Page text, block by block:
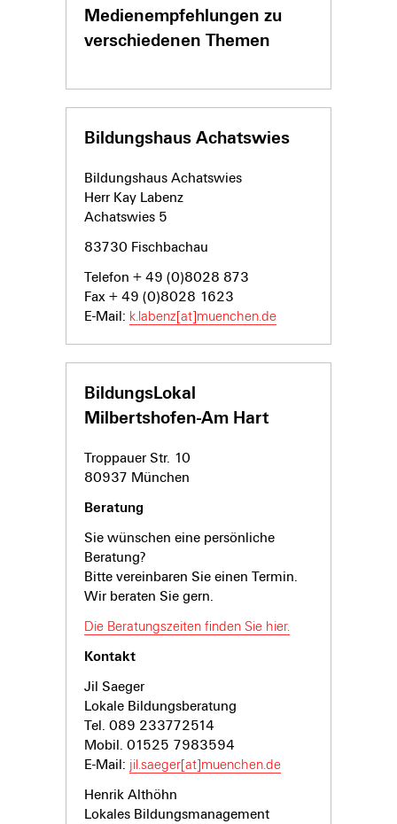
Medienempfehlungen zu
verschiedenen Themen
Bildungshaus Achatswies
Bildungshaus Achatswies
Herr Kay Labenz
Achatswies 5
83730 Fischbachau
Telefon + 49 (0)8028 873
Fax + 49 (0)8028 1623
E-Mail: k.labenz[at]muenchen.de
BildungsLokal
Milbertshofen-Am Hart
Troppauer Str. 10
80937 München
Beratung
Sie wünschen eine persönliche
Beratung?
Bitte vereinbaren Sie einen Termin.
Wir beraten Sie gern.
Die Beratungszeiten finden Sie hier.
Kontakt
Jil Saeger
Lokale Bildungsberatung
Tel. 089 233772514
Mobil. 01525 7983594
E-Mail: jil.saeger[at]muenchen.de
Henrik Althöhn
Lokales Bildungsmanagement